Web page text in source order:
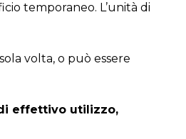
temporaneo. L’unità di
volta, o può essere
effettivo utilizzo,